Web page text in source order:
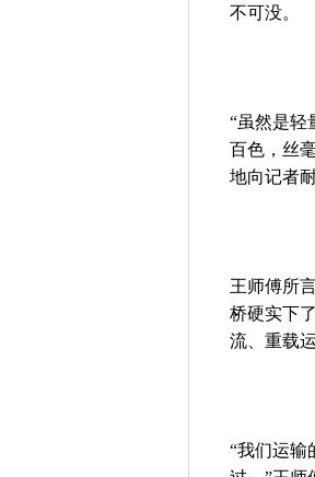
不可没。
“虽然是轻
百色，丝
地向记者
王师傅所
桥硬实下
流、重载
“我们运输